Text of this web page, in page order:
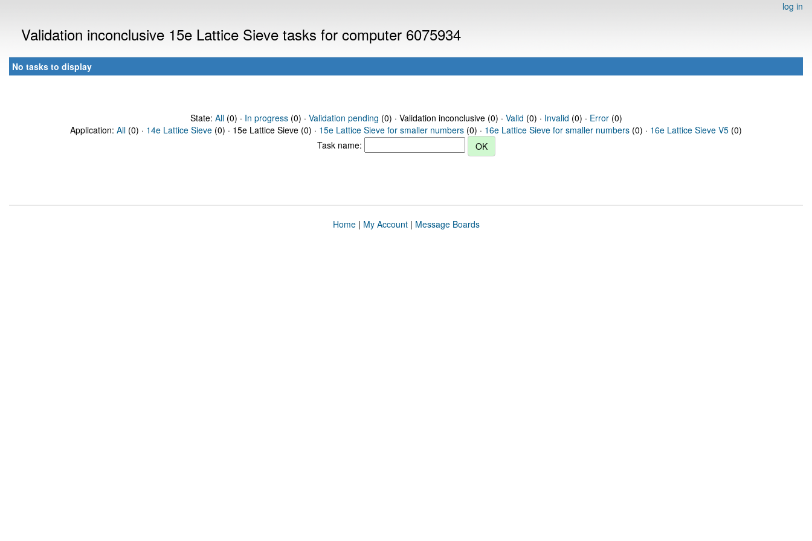
log in
Validation inconclusive 15e Lattice Sieve tasks for computer 6075934
No tasks to display
State: All(0) · In progress(0) · Validation pending (0) · Validation inconclusive (0) · Valid (0) · Invalid (0) · Error(0)
Application: All (0) · 14e Lattice Sieve (0) · 15e Lattice Sieve (0) · 15e Lattice Sieve for smaller numbers (0) · 16e Lattice Sieve for smaller numbers (0) · 16e Lattice Sieve V5 (0)
Task name:
Home| My Account| Message Boards